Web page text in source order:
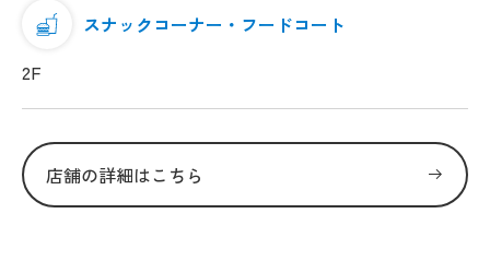
スナックコーナー・フードコート
2F
店舗の詳細はこちら